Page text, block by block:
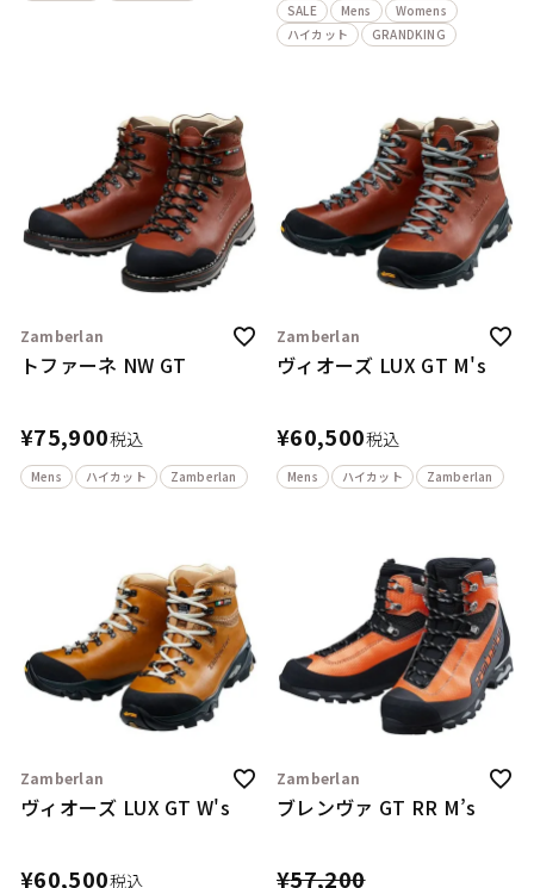
SALE Mens
Womens
ハイカット
GRANDKING
Zamberlan
トファーネ NW GT
¥75,900税込
Mens ハイカット Zamberlan
Zamberlan
ヴィオーズ LUX GT M's
¥60,500税込
Mens ハイカット Zamberlan
Zamberlan
ヴィオーズ LUX GT W's
¥60,500税込
Zamberlan
ブレンヴァ GT RR M’s
¥57,200